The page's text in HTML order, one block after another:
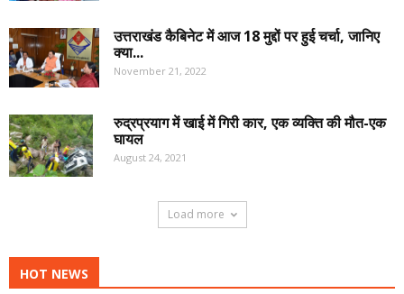
उत्तराखंड कैबिनेट में आज 18 मुद्दों पर हुई चर्चा, जानिए
क्या...
November 21, 2022
रुद्रप्रयाग में खाई में गिरी कार, एक व्यक्ति की मौत-एक
घायल
August 24, 2021
Load more
HOT NEWS